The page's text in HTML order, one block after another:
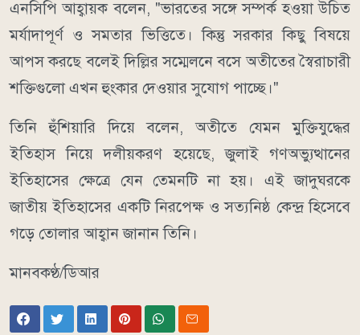
এনসিপি আহ্বায়ক বলেন, "ভারতের সঙ্গে সম্পর্ক হওয়া উচিত
মর্যাদাপূর্ণ ও সমতার ভিত্তিতে। কিন্তু সরকার কিছু বিষয়ে
আপস করছে বলেই দিল্লির সম্মেলনে বসে অতীতের স্বৈরাচারী
শক্তিগুলো এখন হুংকার দেওয়ার সুযোগ পাচ্ছে।"
তিনি হুঁশিয়ারি দিয়ে বলেন, অতীতে যেমন মুক্তিযুদ্ধের
ইতিহাস নিয়ে দলীয়করণ হয়েছে, জুলাই গণঅভ্যুত্থানের
ইতিহাসের ক্ষেত্রে যেন তেমনটি না হয়। এই জাদুঘরকে
জাতীয় ইতিহাসের একটি নিরপেক্ষ ও সত্যনিষ্ঠ কেন্দ্র হিসেবে
গড়ে তোলার আহ্বান জানান তিনি।
মানবকণ্ঠ/ডিআর